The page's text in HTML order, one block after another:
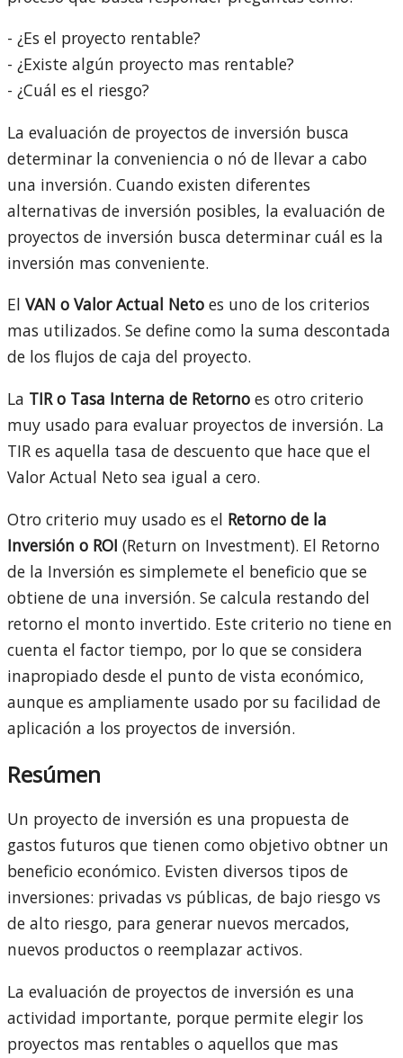
- ¿Es el proyecto rentable?
- ¿Existe algún proyecto mas rentable?
- ¿Cuál es el riesgo?
La evaluación de proyectos de inversión busca
determinar la conveniencia o nó de llevar a cabo
una inversión. Cuando existen diferentes
alternativas de inversión posibles, la evaluación de
proyectos de inversión busca determinar cuál es la
inversión mas conveniente.
El VAN o Valor Actual Neto es uno de los criterios
mas utilizados. Se define como la suma descontada
de los flujos de caja del proyecto.
La TIR o Tasa Interna de Retorno es otro criterio
muy usado para evaluar proyectos de inversión. La
TIR es aquella tasa de descuento que hace que el
Valor Actual Neto sea igual a cero.
Otro criterio muy usado es el Retorno de la
Inversión o ROI (Return on Investment). El Retorno
de la Inversión es simplemete el beneficio que se
obtiene de una inversión. Se calcula restando del
retorno el monto invertido. Este criterio no tiene en
cuenta el factor tiempo, por lo que se considera
inapropiado desde el punto de vista económico,
aunque es ampliamente usado por su facilidad de
aplicación a los proyectos de inversión.
Resúmen
Un proyecto de inversión es una propuesta de
gastos futuros que tienen como objetivo obtner un
beneficio económico. Evisten diversos tipos de
inversiones: privadas vs públicas, de bajo riesgo vs
de alto riesgo, para generar nuevos mercados,
nuevos productos o reemplazar activos.
La evaluación de proyectos de inversión es una
actividad importante, porque permite elegir los
proyectos mas rentables o aquellos que mas